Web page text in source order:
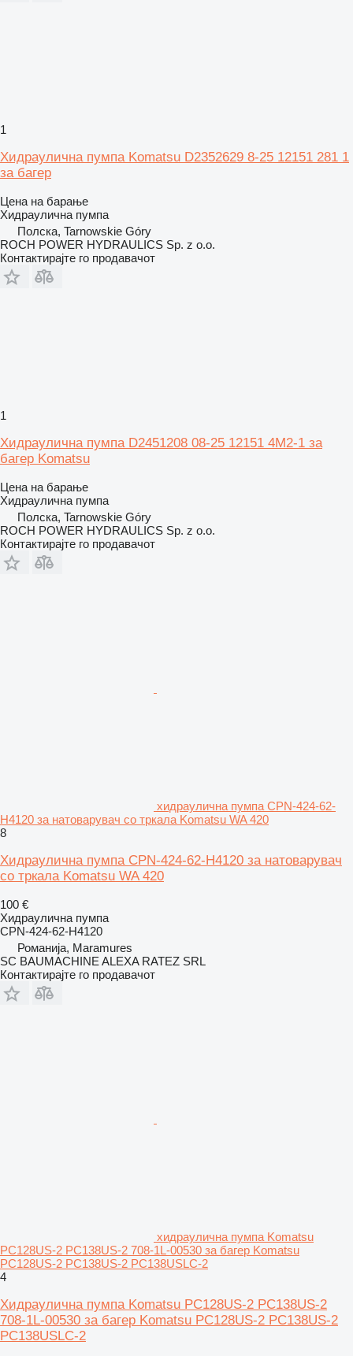
1
Хидраулична пумпа Komatsu D2352629 8-25 12151 281 1
за багер
Цена на барање
Хидраулична пумпа
Полска, Tarnowskie Góry
ROCH POWER HYDRAULICS Sp. z o.o.
Контактирајте го продавачот
1
Хидраулична пумпа D2451208 08-25 12151 4M2-1 за
багер Komatsu
Цена на барање
Хидраулична пумпа
Полска, Tarnowskie Góry
ROCH POWER HYDRAULICS Sp. z o.o.
Контактирајте го продавачот
хидраулична пумпа CPN-424-62-
H4120 за натоварувач со тркала Komatsu WA 420
8
Хидраулична пумпа CPN-424-62-H4120 за натоварувач
со тркала Komatsu WA 420
100 €
Хидраулична пумпа
CPN-424-62-H4120
Романија, Maramures
SC BAUMACHINE ALEXA RATEZ SRL
Контактирајте го продавачот
хидраулична пумпа Komatsu
PC128US-2 PC138US-2 708-1L-00530 за багер Komatsu
PC128US-2 PC138US-2 PC138USLC-2
4
Хидраулична пумпа Komatsu PC128US-2 PC138US-2
708-1L-00530 за багер Komatsu PC128US-2 PC138US-2
PC138USLC-2